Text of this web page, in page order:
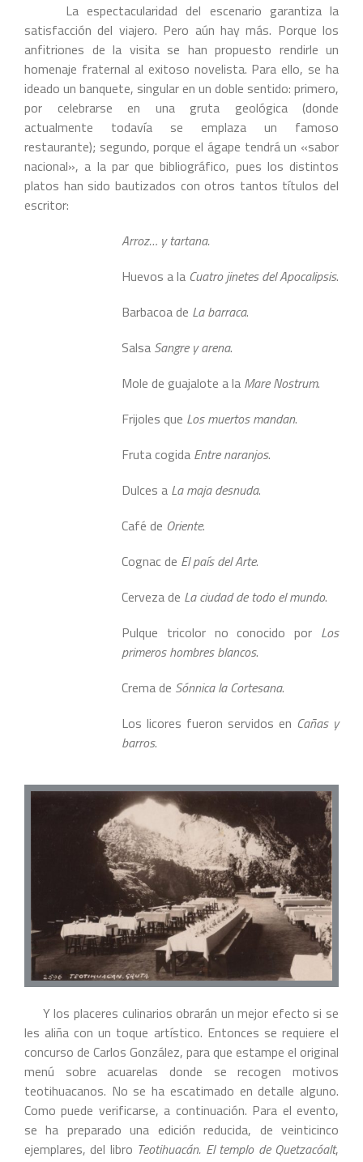
La espectacularidad del escenario garantiza la
satisfacción del viajero. Pero aún hay más. Porque los
anfitriones de la visita se han propuesto rendirle un
homenaje fraternal al exitoso novelista. Para ello, se ha
ideado un banquete, singular en un doble sentido: primero,
por celebrarse en una gruta geológica (donde
actualmente todavía se emplaza un famoso
restaurante); segundo, porque el ágape tendrá un «sabor
nacional», a la par que bibliográfico, pues los distintos
platos han sido bautizados con otros tantos títulos del
escritor:
Arroz… y tartana.
Huevos a la Cuatro jinetes del Apocalipsis.
Barbacoa de La barraca.
Salsa Sangre y arena.
Mole de guajalote a la Mare Nostrum.
Frijoles que Los muertos mandan.
Fruta cogida Entre naranjos.
Dulces a La maja desnuda.
Café de Oriente.
Cognac de El país del Arte.
Cerveza de La ciudad de todo el mundo.
Pulque tricolor no conocido por Los
primeros hombres blancos.
Crema de Sónnica la Cortesana.
Los licores fueron servidos en Cañas y
barros.
Y los placeres culinarios obrarán un mejor efecto si se
les aliña con un toque artístico. Entonces se requiere el
concurso de Carlos González, para que estampe el original
menú sobre acuarelas donde se recogen motivos
teotihuacanos. No se ha escatimado en detalle alguno.
Como puede verificarse, a continuación. Para el evento,
se ha preparado una edición reducida, de veinticinco
ejemplares, del libro Teotihuacán. El templo de Quetzacóalt,